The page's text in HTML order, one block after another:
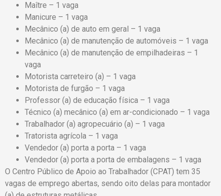
Maître – 1 vaga
Manicure – 1 vaga
Mecânico (a) de auto em geral – 1 vaga
Mecânico (a) de manutenção de automóveis – 1 vaga
Mecânico (a) de manutenção de empilhadeiras – 1
vaga
Motorista carreteiro (a) – 1 vaga
Motorista de furgão – 1 vaga
Professor (a) de educação física – 1 vaga
Técnico (a) mecânico (a) em ar-condicionado – 1 vaga
Trabalhador (a) agropecuário (a) – 1 vaga
Tratorista agrícola – 1 vaga
Vendedor (a) porta a porta – 1 vaga
Vendedor (a) porta a porta de embalagens – 1 vaga
O Centro Público de Apoio ao Trabalhador (CPAT) tem 35
vagas de emprego abertas, sendo oito delas para montador